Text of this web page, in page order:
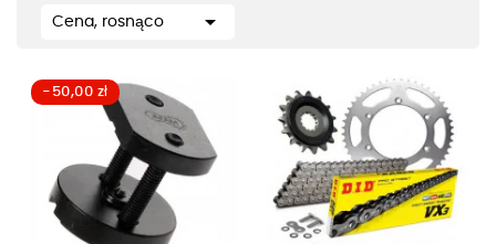
Cena, rosnąco 
-50,00 zł